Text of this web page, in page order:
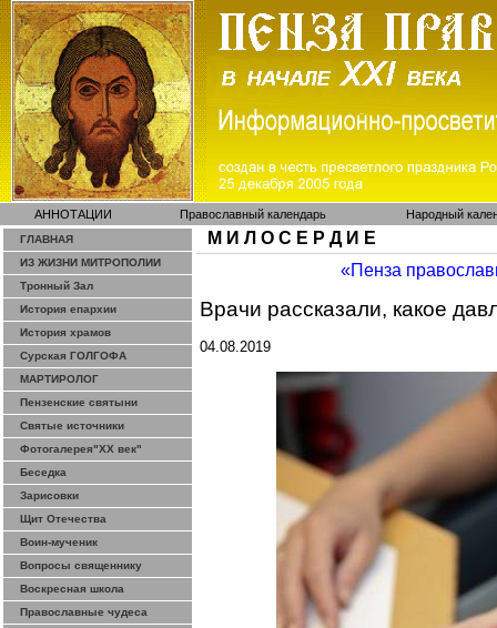
АННОТАЦИИ Православный календарь Народный
ГЛАВНАЯ
ИЗ ЖИЗНИ МИТРОПОЛИИ
Тронный Зал
История епархии
История храмов
Сурская ГОЛГОФА
МАРТИРОЛОГ
Пензенские святыни
Святые источники
Фотогалерея"ХХ век"
Беседка
Зарисовки
Щит Отечества
Воин-мученик
Вопросы священнику
Воскресная школа
Православные чудеса
М И Л О С Е Р Д И Е
«Пенза
Врачи рассказали, какое
04.08.2019